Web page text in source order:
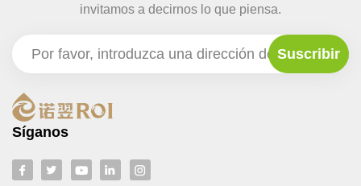
invitamos a decirnos lo que piensa.
Síganos